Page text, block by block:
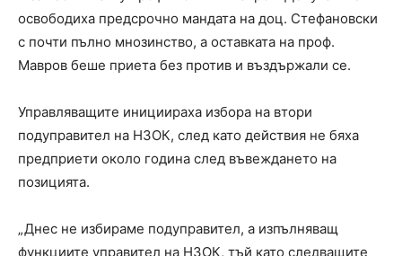
освободиха предсрочно мандата на доц. Стефановски
с почти пълно мнозинство, а оставката на проф.
Мавров беше приета без против и въздържали се.
Управляващите инициираха избора на втори
подуправител на НЗОК, след като действия не бяха
предприети около година след въвеждането на
позицията.
„Днес не избираме подуправител, а изпълняващ
функциите управител на НЗОК, тъй като следващите